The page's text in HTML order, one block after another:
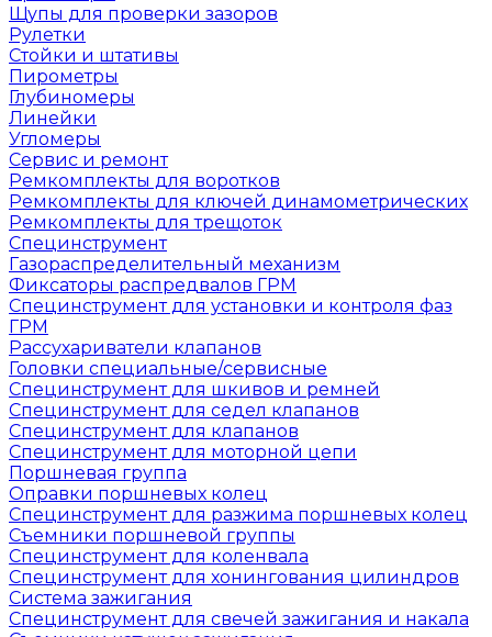
Щупы для проверки зазоров
Рулетки
Стойки и штативы
Пирометры
Глубиномеры
Линейки
Угломеры
Сервис и ремонт
Ремкомплекты для воротков
Ремкомплекты для ключей динамометрических
Ремкомплекты для трещоток
Специнструмент
Газораспределительный механизм
Фиксаторы распредвалов ГРМ
Специнструмент для установки и контроля фаз
ГРМ
Рассухариватели клапанов
Головки специальные/сервисные
Специнструмент для шкивов и ремней
Специнструмент для седел клапанов
Специнструмент для клапанов
Специнструмент для моторной цепи
Поршневая группа
Оправки поршневых колец
Специнструмент для разжима поршневых колец
Съемники поршневой группы
Специнструмент для коленвала
Специнструмент для хонингования цилиндров
Система зажигания
Специнструмент для свечей зажигания и накала